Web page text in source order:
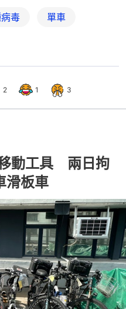
毒 單車
2 1 3
動工具 兩日拘
板車